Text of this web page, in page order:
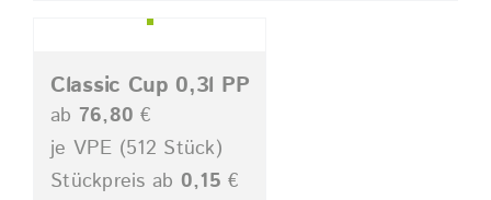
Classic Cup 0,3l PP
ab 76,80 €
je VPE (512 Stück)
Stückpreis ab 0,15 €